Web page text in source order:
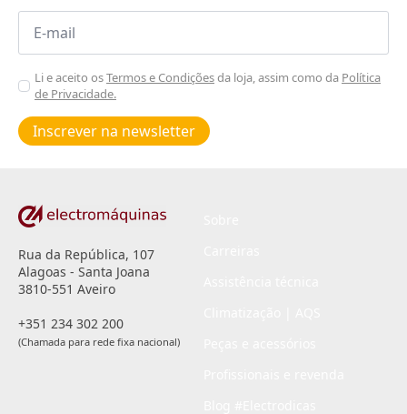
Email
Aceitar
Poiticas
de
privacidade
Li e aceito osTermos e Condiçõesda loja, assim como da Política
de Privacidade.
Inscrever na newsletter
Rua da República, 107
Alagoas - Santa Joana
3810-551 Aveiro
+351 234 302 200
(Chamada para rede fixa nacional)